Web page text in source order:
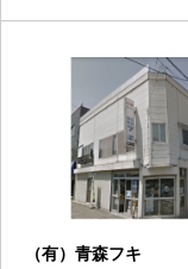
（有）青森フキ